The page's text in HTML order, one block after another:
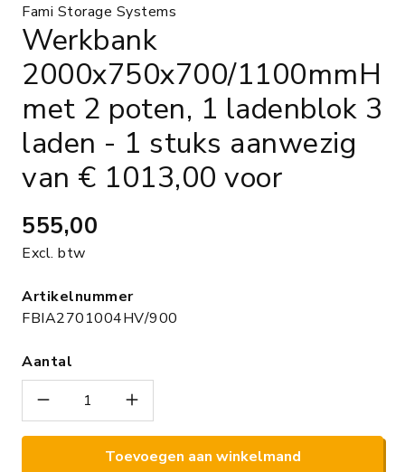
Fami Storage Systems
Werkbank
2000x750x700/1100mmH
met 2 poten, 1 ladenblok 3
laden - 1 stuks aanwezig
van € 1013,00 voor
555,00
Excl. btw
Artikelnummer
FBIA2701004HV/900
Aantal
Toevoegen aan winkelmand